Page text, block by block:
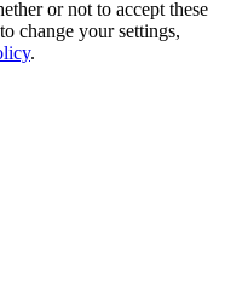
or not to accept these
change your settings,
.